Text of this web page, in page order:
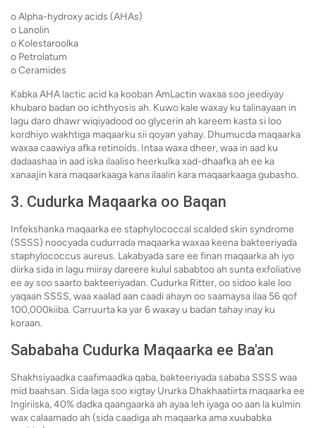
o Alpha-hydroxy acids (AHAs)
o Lanolin
o Kolestaroolka
o Petrolatum
o Ceramides
Kabka AHA lactic acid ka kooban AmLactin waxaa soo jeediyay
khubaro badan oo ichthyosis ah. Kuwo kale waxay ku talinayaan in
lagu daro dhawr wiqiyadood oo glycerin ah kareem kasta si loo
kordhiyo wakhtiga maqaarku sii qoyan yahay. Dhumucda maqaarka
waxaa caawiya afka retinoids. Intaa waxa dheer, waa in aad ku
dadaashaa in aad iska ilaaliso heerkulka xad-dhaafka ah ee ka
xanaajin kara maqaarkaaga kana ilaalin kara maqaarkaaga gubasho.
3. Cudurka Maqaarka oo Baqan
Infekshanka maqaarka ee staphylococcal scalded skin syndrome
(SSSS) noocyada cudurrada maqaarka waxaa keena bakteeriyada
staphylococcus aureus. Lakabyada sare ee finan maqaarka ah iyo
diirka sida in lagu miiray dareere kulul sababtoo ah sunta exfoliative
ee ay soo saarto bakteeriyadan. Cudurka Ritter, oo sidoo kale loo
yaqaan SSSS, waa xaalad aan caadi ahayn oo saamaysa ilaa 56 qof
100,000kiiba. Carruurta ka yar 6 waxay u badan tahay inay ku
koraan.
Sababaha Cudurka Maqaarka ee Ba'an
Shakhsiyaadka caafimaadka qaba, bakteeriyada sababa SSSS waa
mid baahsan. Sida laga soo xigtay Ururka Dhakhaatiirta maqaarka ee
Ingiriiska, 40% dadka qaangaarka ah ayaa leh iyaga oo aan la kulmin
wax calaamado ah (sida caadiga ah maqaarka ama xuubabka